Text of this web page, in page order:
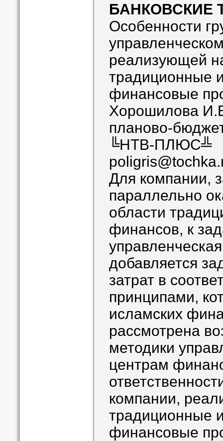
БАНКОВСКИЕ
Особенности
реализующей
традиционные
финансовые
Хорошилова
планово-
╚НТВ-ПЛЮС╩
Для компании,
параллельно
области
финансов, к
добавляется
затрат в
принципами,
исламских
рассмотрена
методики
центрам
компании,
традиционные
финансовые